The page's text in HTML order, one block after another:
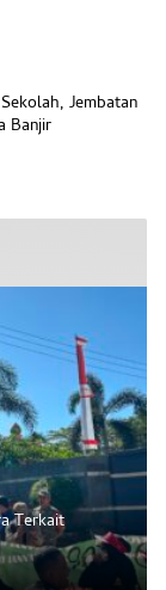
Jembatan
Banjir
Terkait